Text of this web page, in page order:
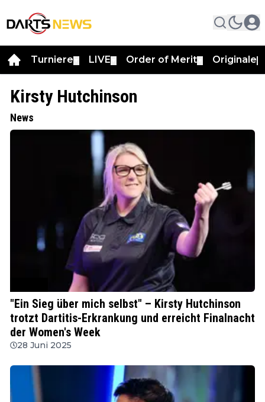
Turniere LIVE Order of Merit Originale
Kirsty Hutchinson
News
"Ein Sieg über mich selbst" – Kirsty Hutchinson
trotzt Dartitis-Erkrankung und erreicht Finalnacht
der Women's Week
28 Juni 2025